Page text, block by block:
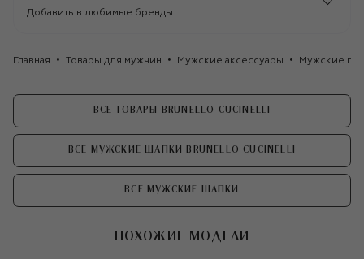
Добавить в любимые бренды
Главная Товары для мужчин Мужские аксессуары Мужские
ВСЕ ТОВАРЫ BRUNELLO CUCINELLI
ВСЕ МУЖСКИЕ ШАПКИ BRUNELLO CUCINELLI
ВСЕ МУЖСКИЕ ШАПКИ
ПОХОЖИЕ МОДЕЛИ